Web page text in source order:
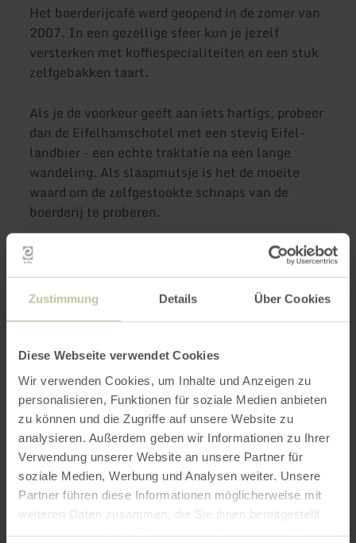
Zustimmung Details Über Cookies
Diese Webseite verwendet Cookies
Wir verwenden Cookies, um Inhalte und Anzeigen zu
personalisieren, Funktionen für soziale Medien anbieten
zu können und die Zugriffe auf unsere Website zu
analysieren. Außerdem geben wir Informationen zu Ihrer
Verwendung unserer Website an unsere Partner für
soziale Medien, Werbung und Analysen weiter. Unsere
Partner führen diese Informationen möglicherweise mit
weiteren Daten zusammen, die Sie ihnen bereitgestellt
Het boerderijcafé werd geopend in de zomer van
2007. In een gezellige sfeer kun je jezelf
versterken met koffiespecialiteiten en een stuk
zelfgebakken taart.
Als je de voorkeur geeft aan iets hartigs, probeer
dan de Eifelhamschotel met een stevig Eifel-
landbier - een echte traktatie na een lange
wandeling. Als slaapmutsje is het de moeite
waard om de zelfgestookte schnaps van de
boerderij te proberen.
Meer informatie
Kenmerken / bijzonderheden
Categorieën
Impressies